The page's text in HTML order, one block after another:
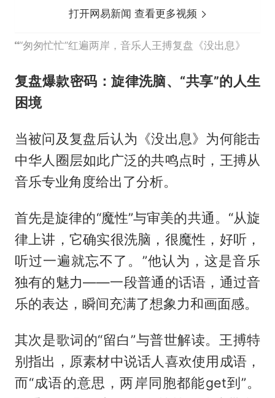
打开网易新闻 查看更多视频
“匆匆忙忙”红遍两岸，音乐人王搏复盘《没出息》
复盘爆款密码：旋律洗脑、“共享”的人生
困境
当被问及复盘后认为《没出息》为何能击
中华人圈层如此广泛的共鸣点时，王搏从
音乐专业角度给出了分析。
首先是旋律的“魔性”与审美的共通。“从旋
律上讲，它确实很洗脑，很魔性，好听，
听过一遍就忘不了。”他认为，这是音乐
独有的魅力——一段普通的话语，通过音
乐的表达，瞬间充满了想象力和画面感。
其次是歌词的“留白”与普世解读。王搏特
别指出，原素材中说话人喜欢使用成语，
而“成语的意思，两岸同胞都能get到”。